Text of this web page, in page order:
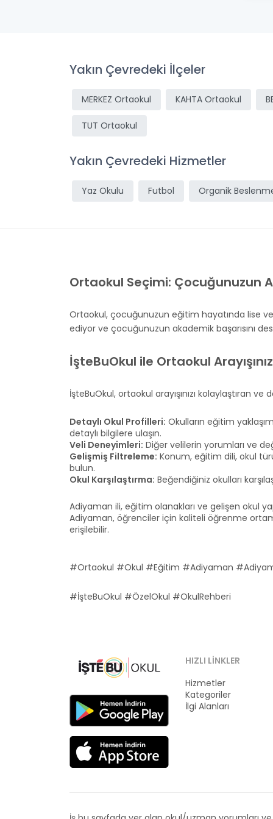
Yakın Çevredeki İlçeler
MERKEZ Ortaokul KAHTA Ortaokul
TUT Ortaokul
Yakın Çevredeki Hizmetler
Yaz Okulu Futbol Organik
Ortaokul Seçimi: Çocuğunuzun
Ortaokul, çocuğunuzun eğitim hayatında lise
ediyor ve çocuğunuzun akademik başarısını
İşteBuOkul ile Ortaokul
İşteBuOkul, ortaokul arayışınızı kolaylaştıran
Detaylı Okul Profilleri: Okulların eğitim
detaylı bilgilere ulaşın.
Veli Deneyimleri: Diğer velilerin yorumları ve
Gelişmiş Filtreleme: Konum, eğitim dili, okul
bulun.
Okul Karşılaştırma: Beğendiğiniz okulları
Adiyaman ili, eğitim olanakları ve gelişen okul
Adiyaman, öğrenciler için kaliteli öğrenme
erişilebilir.
#Ortaokul #Okul #Eğitim #Adiyaman
#İşteBuOkul #ÖzelOkul #OkulRehberi
HIZLI LINKLER
Hizmetler
Kategoriler
İlgi Alanları